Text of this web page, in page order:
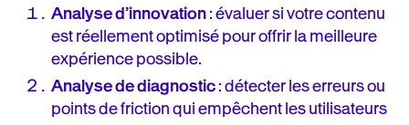
Analyse d’innovation: évaluer si votre contenu
est réellement optimisé pour offrir la meilleure
expérience possible.
Analyse de diagnostic: détecter les erreurs ou
points de friction qui empêchent les utilisateurs